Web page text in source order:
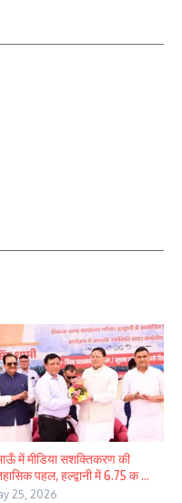
में मीडिया सशक्तिकरण की
पहल, हल्द्वानी में 6.75 क ...
25, 2026